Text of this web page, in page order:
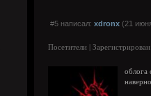
#5 написал: xdronx (21
Посетители |
облога